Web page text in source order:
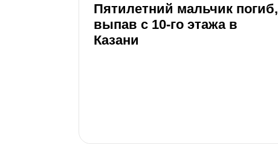
Пятилетний мальчик погиб,
выпав с 10-го этажа в
Казани